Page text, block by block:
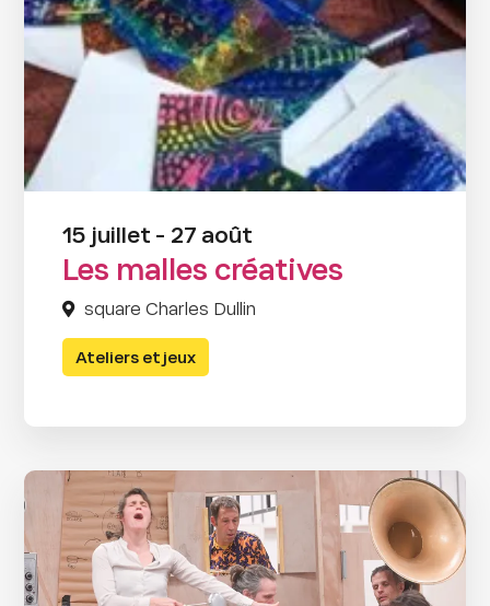
15 juillet - 27 août
Les malles créatives
square Charles Dullin
Ateliers et jeux